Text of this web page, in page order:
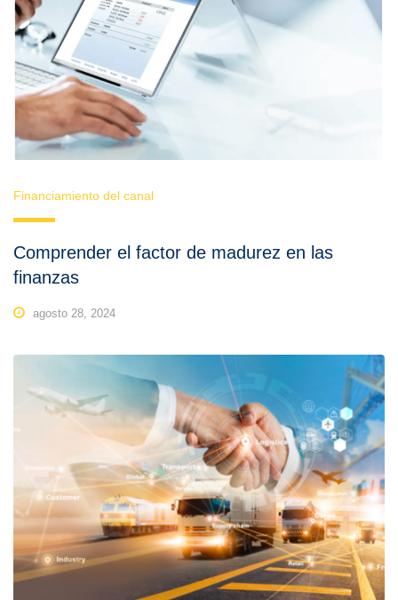
Financiamiento del canal
Comprender el factor de madurez en las
finanzas
agosto 28, 2024